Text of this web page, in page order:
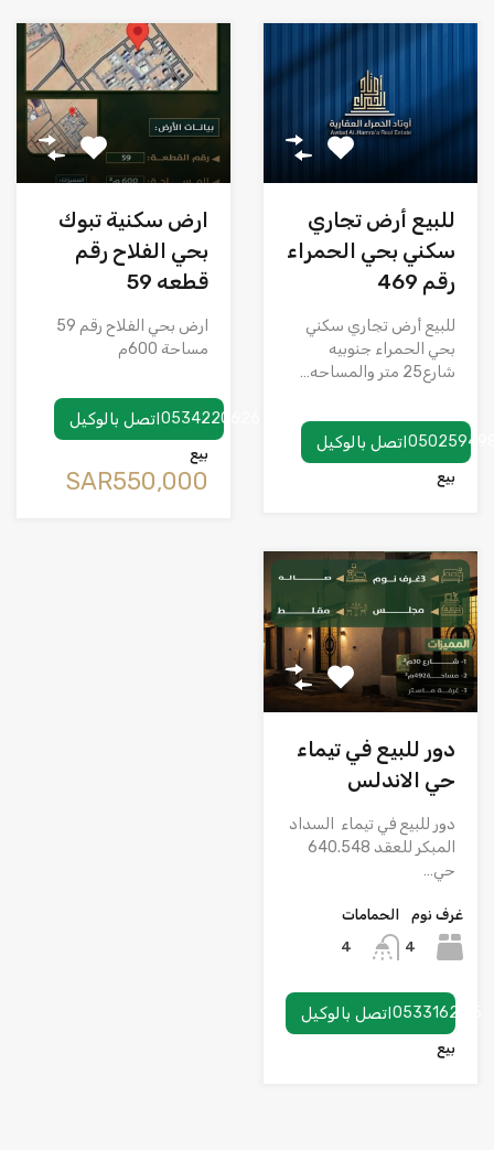
للبيع أرض تجاري
سكني بحي الحمراء
رقم 469
للبيع أرض تجاري سكني
بحي الحمراء جنوبيه
شارع25 متر والمساحه…
اتصل بالوكيل
بيع
ارض سكنية تبوك
بحي الفلاح رقم
قطعه 59
ارض بحي الفلاح رقم 59
مساحة 600م
اتصل بالوكيل 0534220626
بيع
‪SAR550,000
دور للبيع في تيماء
حي الاندلس
دور للبيع في تيماء السداد
المبكر للعقد 640.548
حي…
غرف نوم
4
الحمامات
4
اتصل بالوكيل0533162115
بيع